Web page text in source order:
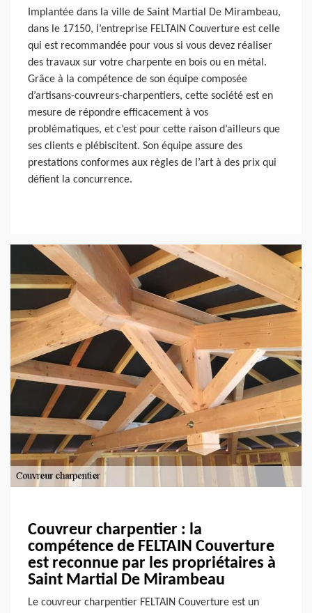
Implantée dans la ville de Saint Martial De Mirambeau,
dans le 17150, l’entreprise FELTAIN Couverture est celle
qui est recommandée pour vous si vous devez réaliser
des travaux sur votre charpente en bois ou en métal.
Grâce à la compétence de son équipe composée
d’artisans-couvreurs-charpentiers, cette société est en
mesure de répondre efficacement à vos
problématiques, et c’est pour cette raison d’ailleurs que
ses clients e plébiscitent. Son équipe assure des
prestations conformes aux règles de l’art à des prix qui
défient la concurrence.
Couvreur charpentier : la
compétence de FELTAIN Couverture
est reconnue par les propriétaires à
Saint Martial De Mirambeau
Le couvreur charpentier FELTAIN Couverture est un